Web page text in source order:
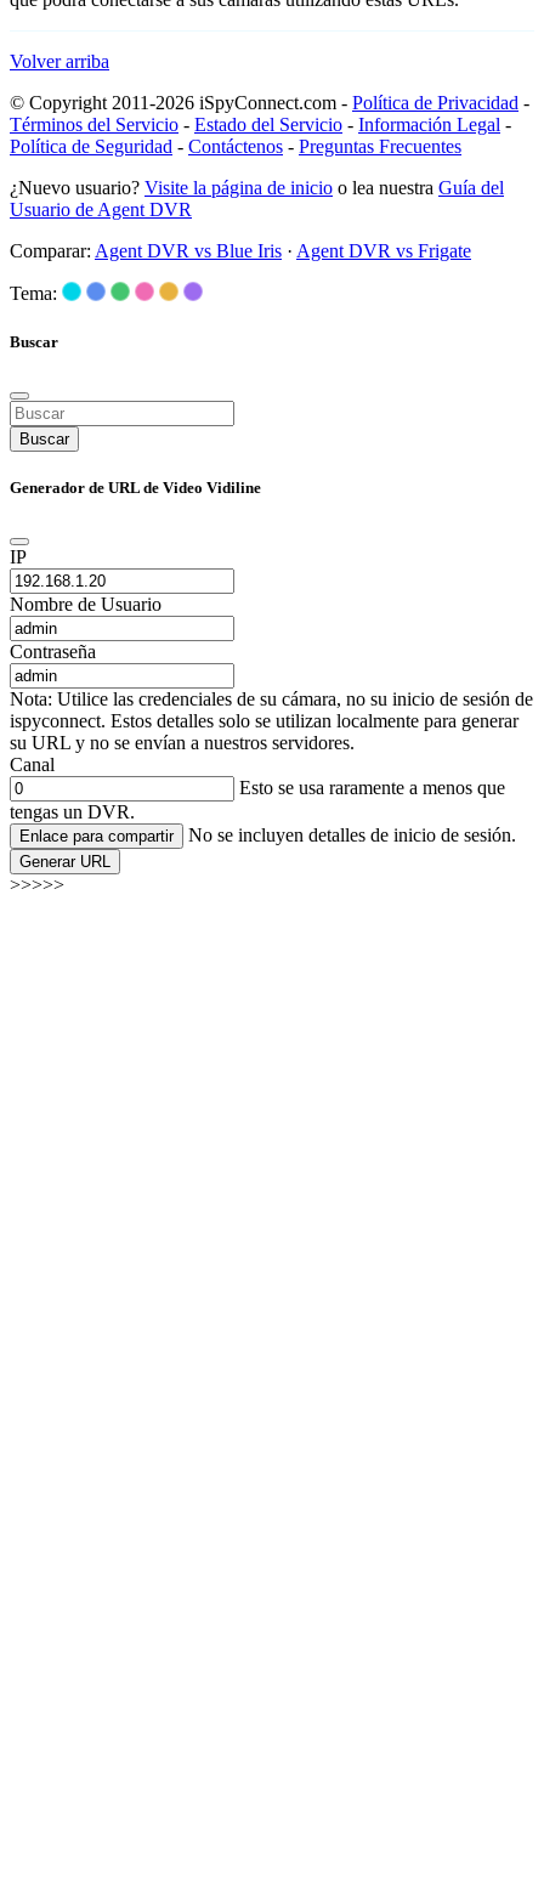
Volver arriba
© Copyright 2011-2026 iSpyConnect.com - Política de Privacidad -
Términos del Servicio - Estado del Servicio - Información Legal -
Política de Seguridad - Contáctenos - Preguntas Frecuentes
¿Nuevo usuario? Visite la página de inicio o lea nuestra Guía del
Usuario de Agent DVR
Comparar: Agent DVR vs Blue Iris · Agent DVR vs Frigate
Tema:
Buscar
Buscar
Generador de URL de Video Vidiline
IP
Nombre de Usuario
Contraseña
Nota: Utilice las credenciales de su cámara, no su inicio de sesión de
ispyconnect. Estos detalles solo se utilizan localmente para generar
su URL y no se envían a nuestros servidores.
Canal
Esto se usa raramente a menos que
tengas un DVR.
Enlace para compartir No se incluyen detalles de inicio de sesión.
Generar URL
>>>>>